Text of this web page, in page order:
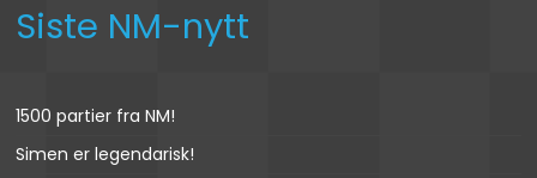
Siste NM-nytt
1500 partier fra NM!
Simen er legendarisk!